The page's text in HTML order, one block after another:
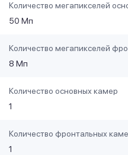
Количество мегапикселей
50 Мп
Количество мегапикселей
8 Мп
Количество основных камер
1
Количество фронтальных
1